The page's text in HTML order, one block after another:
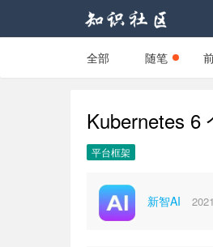
全部 随笔
Kubernetes 6
平台框架
新智AI